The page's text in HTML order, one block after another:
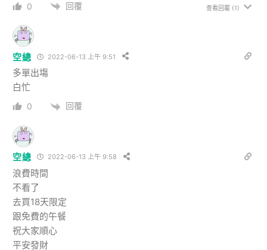
0 回覆 查看回覆 (1)
空總 2022-06-13 上午 9:51
多單出塲
白忙
0 回覆
空總 2022-06-13 上午 9:58
浪費時間
不看了
去買18天限定
跟免費的午餐
祝大家順心
平安發財